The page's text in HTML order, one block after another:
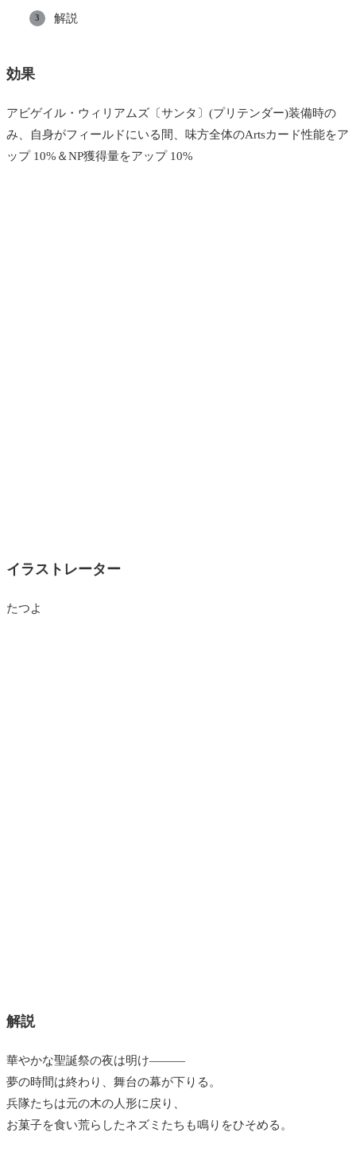
解説
効果
アビゲイル・ウィリアムズ〔サンタ〕(プリテンダー)装備時の
み、自身がフィールドにいる間、味方全体のArtsカード性能をア
ップ 10%＆NP獲得量をアップ 10%
イラストレーター
たつよ
解説
華やかな聖誕祭の夜は明け―――
夢の時間は終わり、舞台の幕が下りる。
兵隊たちは元の木の人形に戻り、
お菓子を食い荒らしたネズミたちも鳴りをひそめる。